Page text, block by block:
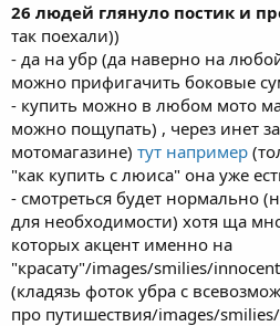
26 людей глянуло постик и
так поехали))
- да на убр (да наверно на
можно прифигачить боковые
- купить можно в любом мото
можно пощупать) , через инет
мотомагазине) тут например
"как купить с люиса" она уже
- смотреться будет нормально
для необходимости) хотя ща
которых акцент именно на
"красату"/images/smilies/
(кладязь фоток убра с
про путишествия/images/